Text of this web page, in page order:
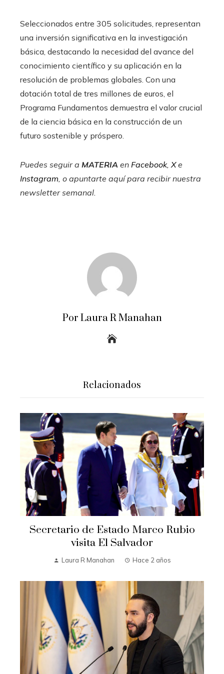
Seleccionados entre 305 solicitudes, representan
una inversión significativa en la investigación
básica, destacando la necesidad del avance del
conocimiento científico y su aplicación en la
resolución de problemas globales. Con una
dotación total de tres millones de euros, el
Programa Fundamentos demuestra el valor crucial
de la ciencia básica en la construcción de un
futuro sostenible y próspero.
Puedes seguir a MATERIA en Facebook, Xe
Instagram , o apuntarte aquí para recibirnuestra
newsletter semanal
Por Laura R Manahan
Relacionados
Secretario de Estado Marco Rubio
visita El Salvador
Laura R Manahan Hace 2 años